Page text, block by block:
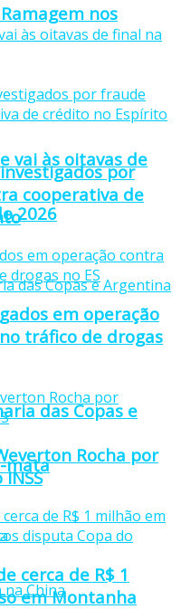
vai às oitavas de
2026
das Copas e
mata
nos
por
cooperativa de
em operação
tráfico de drogas
Rocha por
cerca de R$ 1
em Montanha